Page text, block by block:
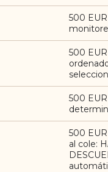
500
500
500
500
al cole: